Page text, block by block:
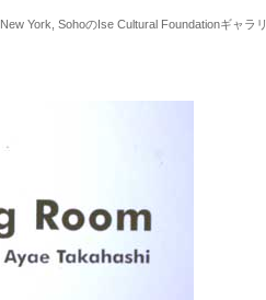
New York, SohoのIse Cultural Foundationギャラリ